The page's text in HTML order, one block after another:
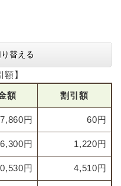
替える
】
額 割引額
円 60円
円 1,220円
円 4,510円